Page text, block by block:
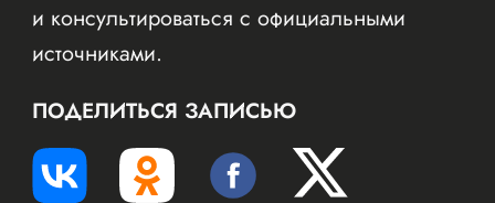
и консультироваться с официальными
источниками.
ПОДЕЛИТЬСЯ ЗАПИСЬЮ